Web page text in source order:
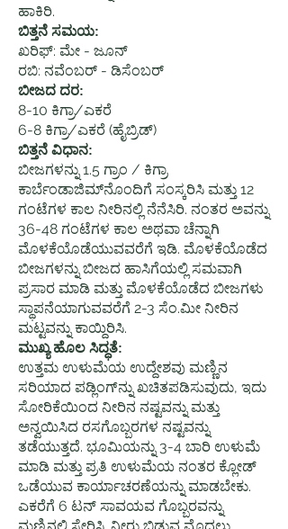
ಹಾಕಿರಿ.
ಬಿತ್ತನೆ ಸಮಯ:
ಖರಿಫ್: ಮೇ - ಜೂನ್
ರಬಿ: ನವೆಂಬರ್ - ಡಿಸೆಂಬರ್
ಬೀಜದ ದರ:
8-10 ಕಿಗ್ರಾ/ಎಕರೆ
6-8 ಕಿಗ್ರಾ/ಎಕರೆ (ಹೈಬ್ರಿಡ್)
ಬಿತ್ತನೆ ವಿಧಾನ:
ಬೀಜಗಳನ್ನು 1.5 ಗ್ರಾಂ / ಕಿಗ್ರಾ
ಕಾರ್ಬೆಂಡಾಜಿಮ್‌ನೊಂದಿಗೆ ಸಂಸ್ಕರಿಸಿ ಮತ್ತು 12
ಗಂಟೆಗಳ ಕಾಲ ನೀರಿನಲ್ಲಿ ನೆನೆಸಿರಿ. ನಂತರ ಅವನ್ನು
36-48 ಗಂಟೆಗಳ ಕಾಲ ಅಥವಾ ಚೆನ್ನಾಗಿ
ಮೊಳಕೆಯೊಡೆಯುವವರೆಗೆ ಇಡಿ. ಮೊಳಕೆಯೊಡೆದ
ಬೀಜಗಳನ್ನು ಬೀಜದ ಹಾಸಿಗೆಯಲ್ಲಿ ಸಮವಾಗಿ
ಪ್ರಸಾರ ಮಾಡಿ ಮತ್ತು ಮೊಳಕೆಯೊಡೆದ ಬೀಜಗಳು
ಸ್ಥಾಪನೆಯಾಗುವವರೆಗೆ 2-3 ಸೆಂ.ಮೀ ನೀರಿನ
ಮಟ್ಟವನ್ನು ಕಾಯ್ದಿರಿಸಿ.
ಮುಖ್ಯ ಹೊಲ ಸಿದ್ಧತೆ:
ಉತ್ತಮ ಉಳುಮೆಯ ಉದ್ದೇಶವು ಮಣ್ಣಿನ
ಸರಿಯಾದ ಪಡ್ಲಿಂಗ್‌ನ್ನು ಖಚಿತಪಡಿಸುವುದು, ಇದು
ಸೋರಿಕೆಯಿಂದ ನೀರಿನ ನಷ್ಟವನ್ನು ಮತ್ತು
ಅನ್ವಯಿಸಿದ ರಸಗೊಬ್ಬರಗಳ ನಷ್ಟವನ್ನು
ತಡೆಯುತ್ತದೆ. ಭೂಮಿಯನ್ನು 3-4 ಬಾರಿ ಉಳುಮೆ
ಮಾಡಿ ಮತ್ತು ಪ್ರತಿ ಉಳುಮೆಯ ನಂತರ ಕ್ಲೋಡ್
ಒಡೆಯುವ ಕಾರ್ಯಾಚರಣೆಯನ್ನು ಮಾಡಬೇಕು.
ಎಕರೆಗೆ 6 ಟನ್ ಸಾವಯವ ಗೊಬ್ಬರವನ್ನು